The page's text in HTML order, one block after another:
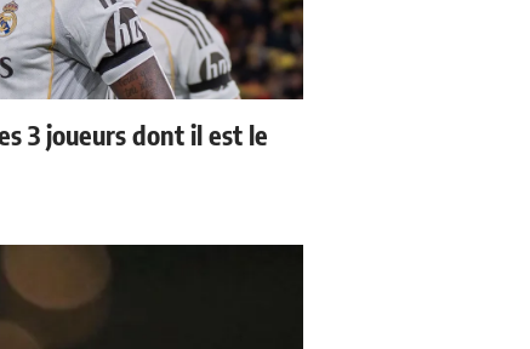
3 joueurs dont il est le